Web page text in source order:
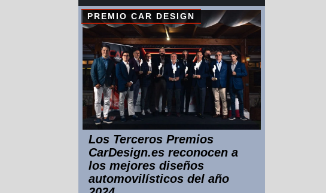
PREMIO CAR DESIGN
Los Terceros Premios
CarDesign.es reconocen a
los mejores diseños
automovilísticos del año